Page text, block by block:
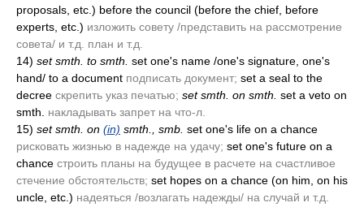
proposals, etc.) before the council (before the chief, before
experts, etc.) изложить совету /представить на рассмотрение
совета/ и т.д. план и т.д.
14) set smth. to smth. set one's name /one's signature, one's
hand/ to a document подписать документ; set a seal to the
decree скрепить указ печатью; set smth. on smth. set a veto on
smth. накладывать запрет на что-л.
15) set smth. on (in) smth., smb. set one's life on a chance
рисковать жизнью в надежде на удачу; set one's future on a
chance строить планы на будущее в расчете на счастливое
стечение обстоятельств; set hopes on a chance (on him, on his
uncle, etc.) надеяться /возлагать надежды/ на случай и т.д.